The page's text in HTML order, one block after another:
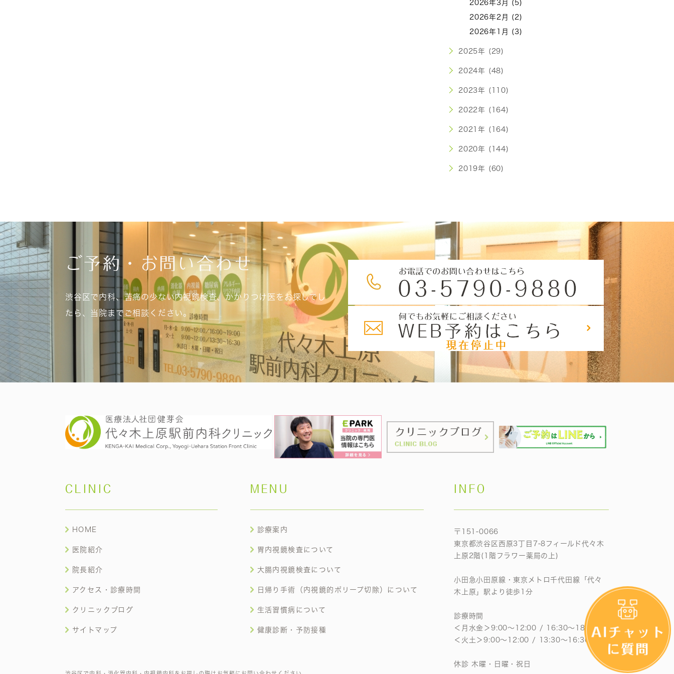
2026年3月 (5)
2026年2月 (2)
2026年1月 (3)
2025年 (29)
2024年 (48)
2023年 (110)
2022年 (164)
2021年 (164)
2020年 (144)
2019年 (60)
ご予約・お問い合わせ
渋谷区で内科、苦痛の少ない内視鏡検査、かかりつけ医をお探しでし
たら、当院までご相談ください。
CLINIC
HOME
医院紹介
院長紹介
アクセス・診療時間
クリニックブログ
サイトマップ
MENU
診療案内
胃内視鏡検査について
大腸内視鏡検査について
日帰り手術（内視鏡的ポリープ切除）について
生活習慣病について
健康診断・予防接種
INFO
〒151-0066
東京都渋谷区西原3丁目7-8フィールド代々木
上原2階(1階フラワー薬局の上)
小田急小田原線・東京メトロ千代田線「代々
木上原」駅より徒歩1分
診療時間
＜月水金＞9:00〜12:00 / 16:30〜18:30
＜火土＞9:00〜12:00 / 13:30〜16:30
休診 木曜・日曜・祝日